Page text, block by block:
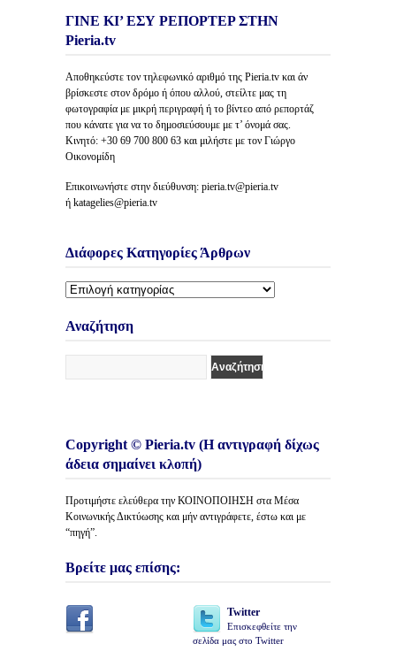
ΓΙΝΕ ΚΙ’ ΕΣΥ ΡΕΠΟΡΤΕΡ ΣΤΗΝ
Pieria.tv
Αποθηκεύστε τον τηλεφωνικό αριθμό της Pieria.tv και άν
βρίσκεστε στον δρόμο ή όπου αλλού, στείλτε μας τη
φωτογραφία με μικρή περιγραφή ή το βίντεο από ρεπορτάζ
που κάνατε για να το δημοσιεύσουμε με τ’ όνομά σας.
Κινητό: +30 69 700 800 63 και μιλήστε με τον Γιώργο
Οικονομίδη
Επικοινωνήστε στην διεύθυνση: pieria.tv@pieria.tv
ή katagelies@pieria.tv
Διάφορες Κατηγορίες Άρθρων
Διάφορες
Άρθρων
Αναζήτηση
Copyright © Pieria.tv (Η αντιγραφή δίχως
άδεια σημαίνει κλοπή)
Προτιμήστε ελεύθερα την ΚΟΙΝΟΠΟΙΗΣΗ στα Μέσα
Κοινωνικής Δικτύωσης και μήν αντιγράφετε, έστω και με
“πηγή”.
Βρείτε μας επίσης:
Twitter
Επισκεφθείτε την
σελίδα μας στο Twitter